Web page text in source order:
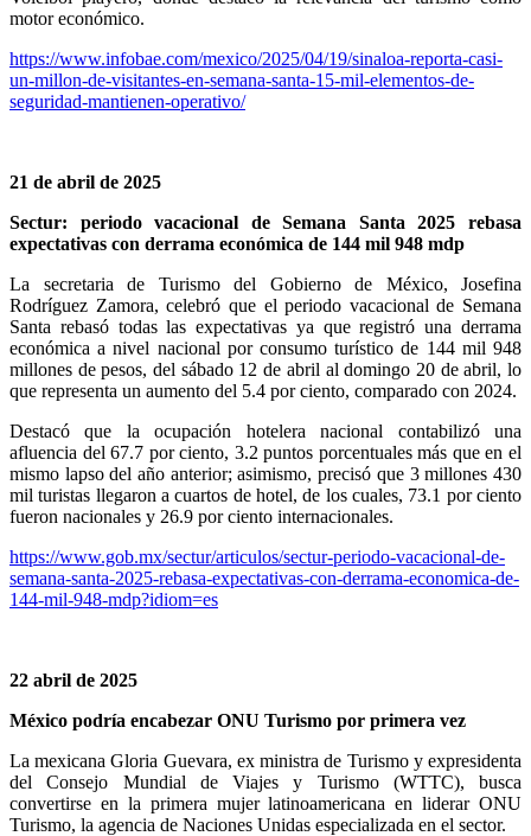
motor económico.
https://www.infobae.com/mexico/2025/04/19/sinaloa-reporta-casi-
un-millon-de-visitantes-en-semana-santa-15-mil-elementos-de-
seguridad-mantienen-operativo/
21 de abril de 2025
Sectur: periodo vacacional de Semana Santa 2025 rebasa
expectativas con derrama económica de 144 mil 948 mdp
La secretaria de Turismo del Gobierno de México, Josefina
Rodríguez Zamora, celebró que el periodo vacacional de Semana
Santa rebasó todas las expectativas ya que registró una derrama
económica a nivel nacional por consumo turístico de 144 mil 948
millones de pesos, del sábado 12 de abril al domingo 20 de abril, lo
que representa un aumento del 5.4 por ciento, comparado con 2024.
Destacó que la ocupación hotelera nacional contabilizó una
afluencia del 67.7 por ciento, 3.2 puntos porcentuales más que en el
mismo lapso del año anterior; asimismo, precisó que 3 millones 430
mil turistas llegaron a cuartos de hotel, de los cuales, 73.1 por ciento
fueron nacionales y 26.9 por ciento internacionales.
https://www.gob.mx/sectur/articulos/sectur-periodo-vacacional-de-
semana-santa-2025-rebasa-expectativas-con-derrama-economica-de-
144-mil-948-mdp?idiom=es
22 abril de 2025
México podría encabezar ONU Turismo por primera vez
La mexicana Gloria Guevara, ex ministra de Turismo y expresidenta
del Consejo Mundial de Viajes y Turismo (WTTC), busca
convertirse en la primera mujer latinoamericana en liderar ONU
Turismo, la agencia de Naciones Unidas especializada en el sector.